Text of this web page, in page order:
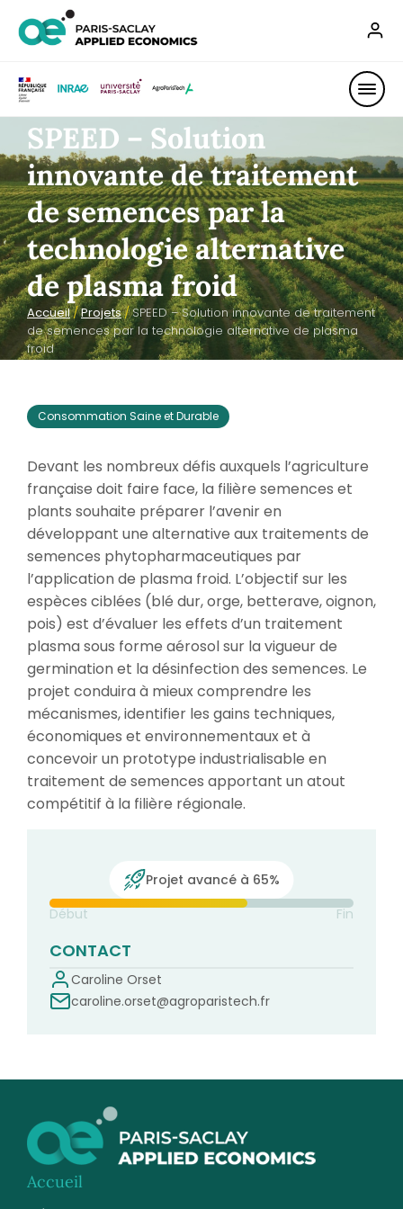
SPEED – Solution
innovante de traitement
de semences par la
technologie alternative
de plasma froid
Accueil/Projets/SPEED – Solution innovante de traitement
de semences par la technologie alternative de plasma
froid
Consommation Saine et Durable
Devant les nombreux défis auxquels l’agriculture
française doit faire face, la filière semences et
plants souhaite préparer l’avenir en
développant une alternative aux traitements de
semences phytopharmaceutiques par
l’application de plasma froid. L’objectif sur les
espèces ciblées (blé dur, orge, betterave, oignon,
pois) est d’évaluer les effets d’un traitement
plasma sous forme aérosol sur la vigueur de
germination et la désinfection des semences. Le
projet conduira à mieux comprendre les
mécanismes, identifier les gains techniques,
économiques et environnementaux et à
concevoir un prototype industrialisable en
traitement de semences apportant un atout
compétitif à la filière régionale.
Projet avancé à 65%
Début
Fin
CONTACT
Caroline Orset
caroline.orset@agroparistech.fr
Accueil